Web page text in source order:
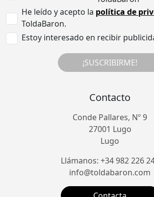
He leído y acepto la política de
ToldaBaron.
Estoy interesado en recibir
¡SUSCRIBIRME!
Contacto
Conde Pallares, Nº 9
27001 Lugo
Lugo
Llámanos: +34 982 226
info@toldabaron.com